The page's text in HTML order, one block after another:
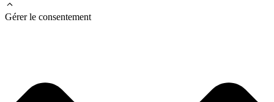
Gérer le consentement